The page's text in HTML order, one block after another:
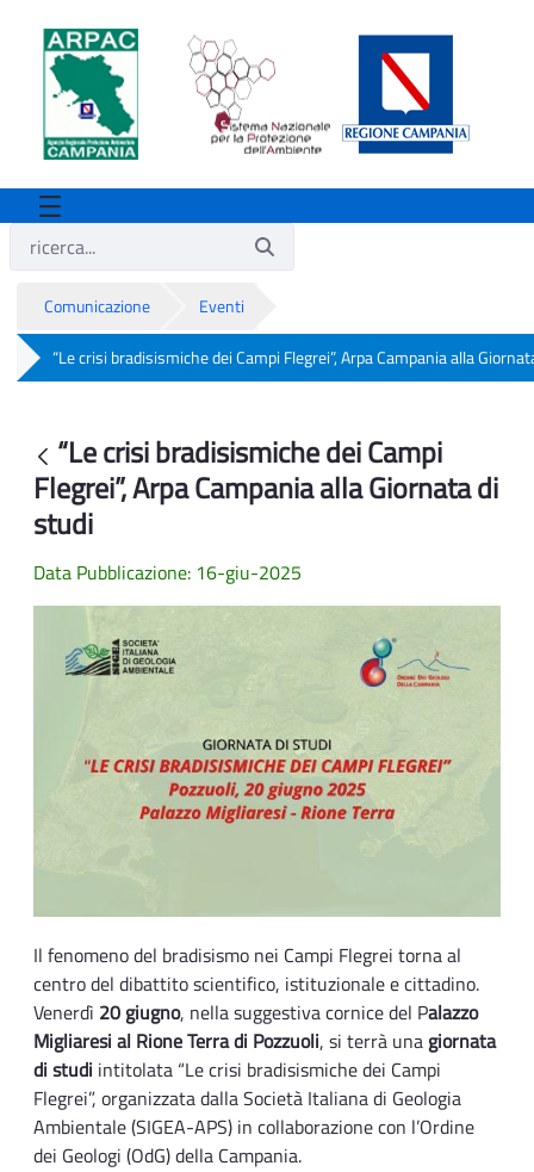
Comunicazione Eventi
“Le crisi bradisismiche dei Campi Flegrei”, Arpa Campania alla
Indietro
“Le crisi bradisismiche dei Campi
Flegrei”, Arpa Campania alla Giornata di
studi
Data Pubblicazione: 16-giu-2025
Il fenomeno del bradisismo nei Campi Flegrei torna al
centro del dibattito scientifico, istituzionale e cittadino.
Venerdì 20 giugno, nella suggestiva cornice del Palazzo
Migliaresi al Rione Terra di Pozzuoli, si terrà unagiornata
di studi intitolata “Le crisi bradisismiche dei Campi
Flegrei”, organizzata dalla Società Italiana di Geologia
Ambientale (SIGEA-APS) in collaborazione con l’Ordine
dei Geologi (OdG) della Campania.